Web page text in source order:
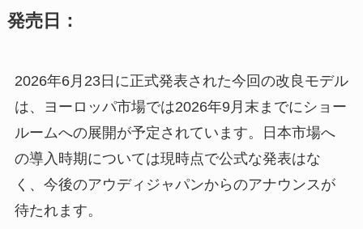
発売日：
2026年6月23日に正式発表された今回の改良モデル
は、ヨーロッパ市場では2026年9月末までにショー
ルームへの展開が予定されています。日本市場へ
の導入時期については現時点で公式な発表はな
く、今後のアウディジャパンからのアナウンスが
待たれます。